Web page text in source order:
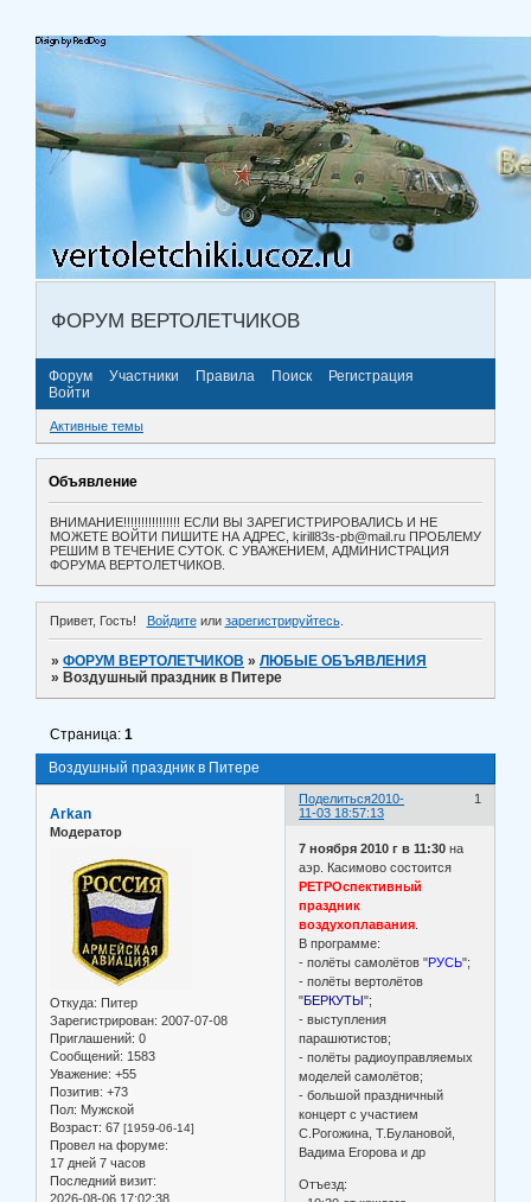
ФОРУМ ВЕРТОЛЕТЧИКОВ
Форум Участники Правила Поиск
Регистрация
Войти
Активные темы
Объявление
ВНИМАНИЕ!!!!!!!!!!!!!!!! ЕСЛИ ВЫ ЗАРЕГИСТРИРОВАЛИСЬ И НЕ
МОЖЕТЕ ВОЙТИ ПИШИТЕ НА АДРЕС, kirill83s-pb@mail.ru ПРОБЛЕМУ
РЕШИМ В ТЕЧЕНИЕ СУТОК. С УВАЖЕНИЕМ, АДМИНИСТРАЦИЯ
ФОРУМА ВЕРТОЛЕТЧИКОВ.
Привет, Гость! Войдитеили зарегистрируйтесь.
»ФОРУМ ВЕРТОЛЕТЧИКОВ »ЛЮБЫЕ ОБЪЯВЛЕНИЯ
» Воздушный праздник в Питере
Воздушный праздник в Питере
Страница:1
Поделиться 1
2010-
11-03 18:57:13
Arkan
Модератор
Откуда: Питер
Зарегистрирован: 2007-07-08
Приглашений: 0
Сообщений: 1583
Уважение: +55
Позитив: +73
Пол: Мужской
Возраст: 67 [1959-06-14]
Провел на форуме:
17 дней 7 часов
Последний визит:
2026-08-06 17:02:38
7 ноября 2010 г в 11:30 на
аэр. Касимово состоится
РЕТРОспективный
праздник
воздухоплавания
В программе:
- полёты самолётов "РУСЬ";
- полёты вертолётов
"БЕРКУТЫ";
- выступления
парашютистов;
- полёты радиоуправляемых
моделей самолётов;
- большой праздничный
концерт с участием
С.Рогожина, Т.Булановой,
Вадима Егорова и др
Отъезд: